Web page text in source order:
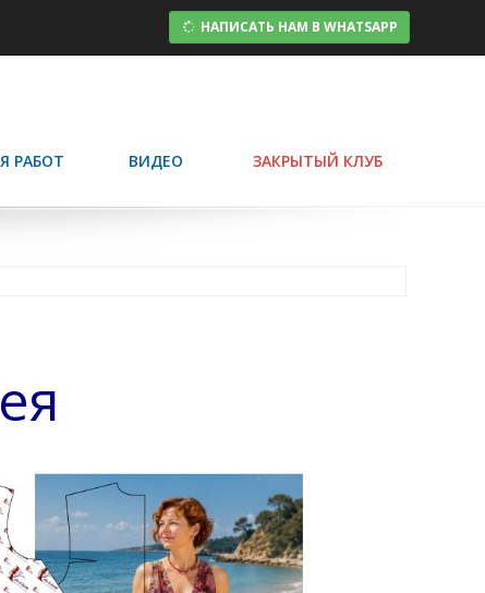
НАПИСАТЬ НАМ В WHATSAPP
РАБОТ ВИДЕО ЗАКРЫТЫЙ КЛУБ